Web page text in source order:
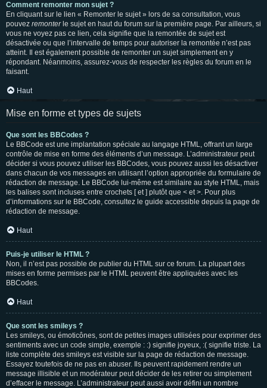
Comment remonter mon sujet ?
En cliquant sur le lien « Remonter le sujet » lors de sa consultation, vous
pouvez remonterle sujet en haut du forum sur la première page. Par ailleurs, si
vous ne voyez pas ce lien, cela signifie que la remontée de sujet est
désactivée ou que l’intervalle de temps pour autoriser la remontée n’est pas
atteint. Il est également possible de remonter un sujet simplement en y
répondant. Néanmoins, assurez-vous de respecter les règles du forum en le
faisant.
Haut
Mise en forme et types de sujets
Que sont les BBCodes ?
Le BBCode est une implantation spéciale au langage HTML, offrant un large
contrôle de mise en forme des éléments d’un message. L’administrateur peut
décider si vous pouvez utiliser les BBCodes, vous pouvez aussi les désactiver
dans chacun de vos messages en utilisant l’option appropriée du formulaire de
rédaction de message. Le BBCode lui-même est similaire au style HTML, mais
les balises sont incluses entre crochets [ et ] plutôt que < et >. Pour plus
d’informations sur le BBCode, consultez le guide accessible depuis la page de
rédaction de message.
Haut
Puis-je utiliser le HTML ?
Non, il n’est pas possible de publier du HTML sur ce forum. La plupart des
mises en forme permises par le HTML peuvent être appliquées avec les
BBCodes.
Haut
Que sont les smileys ?
Les smileys, ou émoticônes, sont de petites images utilisées pour exprimer des
sentiments avec un code simple, exemple : :) signifie joyeux, :( signifie triste. La
liste complète des smileys est visible sur la page de rédaction de message.
Essayez toutefois de ne pas en abuser. Ils peuvent rapidement rendre un
message illisible et un modérateur peut décider de les retirer ou simplement
d’effacer le message. L’administrateur peut aussi avoir défini un nombre